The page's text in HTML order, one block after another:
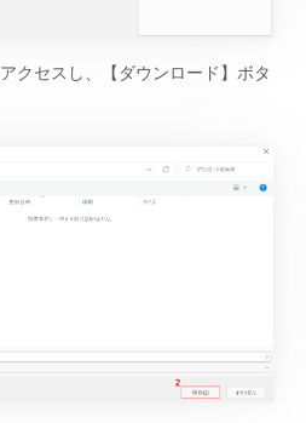
クセスし、【ダウンロード】ボタ